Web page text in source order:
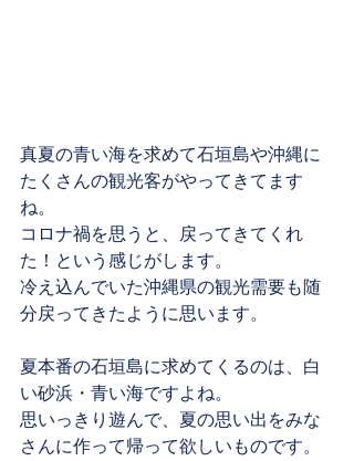
真夏の青い海を求めて石垣島や沖縄に
たくさんの観光客がやってきてます
ね。
コロナ禍を思うと、戻ってきてくれ
た！という感じがします。
冷え込んでいた沖縄県の観光需要も随
分戻ってきたように思います。
夏本番の石垣島に求めてくるのは、白
い砂浜・青い海ですよね。
思いっきり遊んで、夏の思い出をみな
さんに作って帰って欲しいものです。